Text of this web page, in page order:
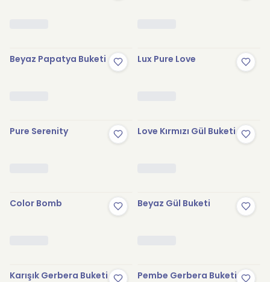
Beyaz Papatya Buketi Lux Pure Love
Pure Serenity Love Kırmızı Gül Buketi
Color Bomb Beyaz Gül Buketi
Karışık Gerbera Buketi Pembe Gerbera Buketi